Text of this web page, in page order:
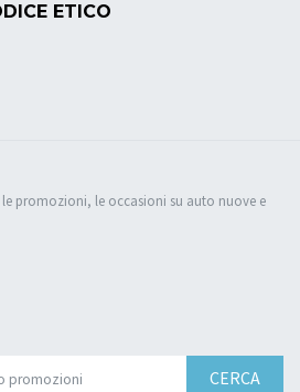
ETICO
promozioni, le occasioni su auto nuove e
CERCA